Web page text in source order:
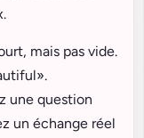
mais pas vide.
une question
un échange réel